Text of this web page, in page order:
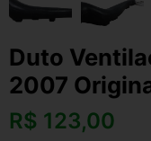
Duto
2007
R$ 123,00